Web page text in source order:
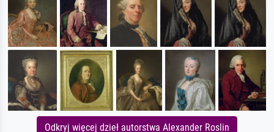
Odkryj więcej dzieł autorstwa Alexander Roslin